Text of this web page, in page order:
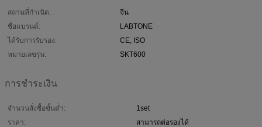
สถานที่กำเนิด:
จีน
ชื่อแบรนด์:
LABTONE
ได้รับการรับรอง:
CE, ISO
หมายเลขรุ่น:
SKT600
การชำระเงิน
จำนวนสั่งซื้อขั้นต่ำ:
1set
ราคา:
สามารถต่อรองได้